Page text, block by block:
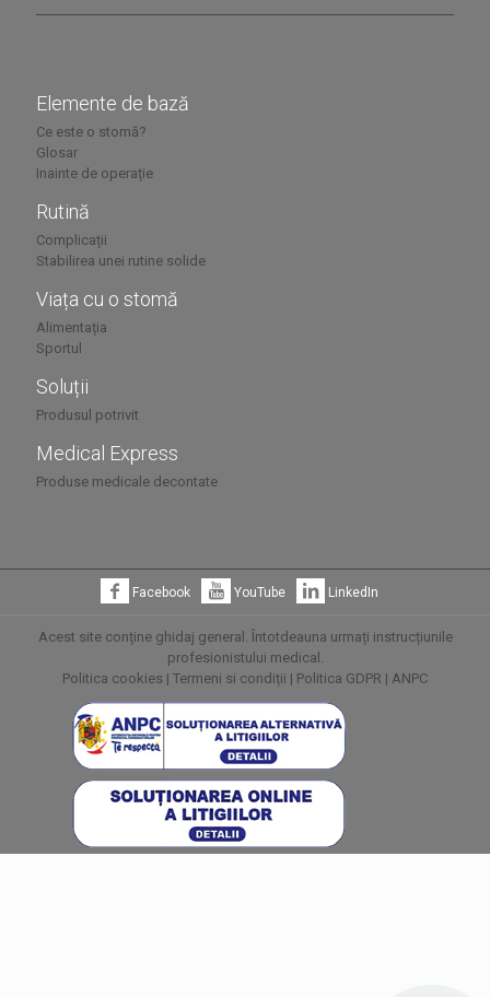
Elemente de bază
Ce este o stomă?
Glosar
Inainte de operație
Rutină
Complicații
Stabilirea unei rutine solide
Viața cu o stomă
Alimentația
Sportul
Soluții
Produsul potrivit
Medical Express
Produse medicale decontate
Facebook YouTube LinkedIn
Acest site conține ghidaj general. Întotdeauna urmați instrucțiunile
profesionistului medical.
Politica cookies | Termeni si condiții | Politica GDPR | ANPC